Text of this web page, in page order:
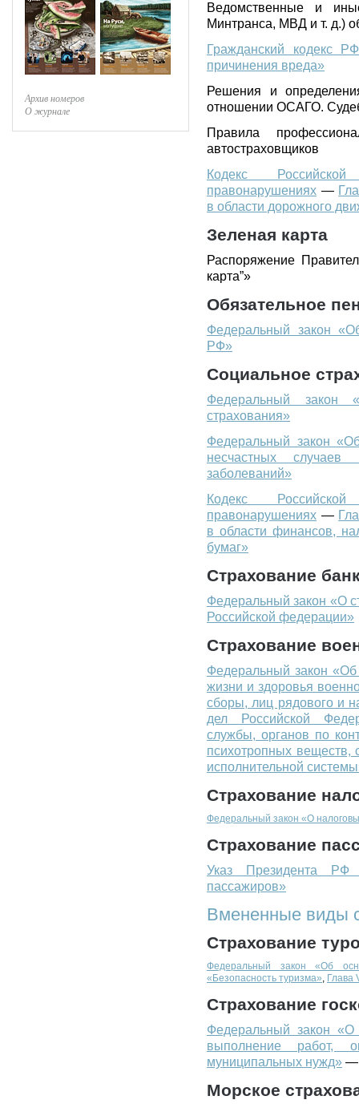
Архив номеров
О журнале
Ведомственные и
Минтранса, МВД и т. д.)
Гражданский кодекс
причинения вреда»
Решения и
отношении ОСАГО.
Правила
автостраховщиков
Кодекс
правонарушениях —
в области дорожного
Зеленая карта
Распоряжение
карта”»
Обязательное
Федеральный закон
РФ»
Социальное
Федеральный закон
страхования»
Федеральный закон
несчастных
заболеваний»
Кодекс
правонарушениях —
в области финансов,
бумаг»
Страхование
Федеральный закон «О
Российской федерации»
Страхование
Федеральный закон «Об
жизни и здоровья
сборы, лиц рядового и
дел Российской
службы, органов по
психотропных веществ,
исполнительной
Страхование
Федеральный закон «О
Страхование
Указ Президента РФ
пассажиров»
Вмененные виды
Страхование
Федеральный закон «Об
«Безопасность туризма», Глава
Страхование
Федеральный закон «О
выполнение работ,
муниципальных нужд» —
Морское